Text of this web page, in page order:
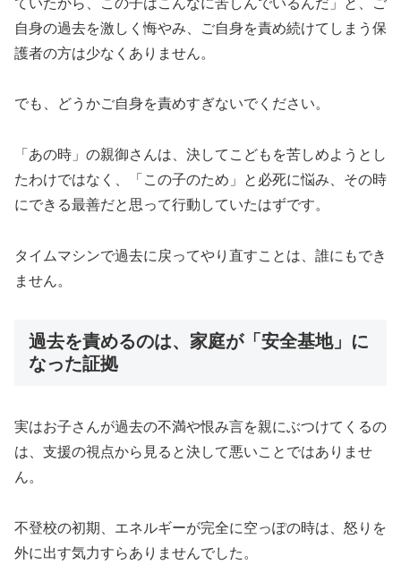
自身の過去を激しく悔やみ、ご自身を責め続けてしまう保
護者の方は少なくありません。
でも、どうかご自身を責めすぎないでください。
「あの時」の親御さんは、決してこどもを苦しめようとし
たわけではなく、「この子のため」と必死に悩み、その時
にできる最善だと思って行動していたはずです。
タイムマシンで過去に戻ってやり直すことは、誰にもでき
ません。
過去を責めるのは、家庭が「安全基地」に
なった証拠
実はお子さんが過去の不満や恨み言を親にぶつけてくるの
は、支援の視点から見ると決して悪いことではありませ
ん。
不登校の初期、エネルギーが完全に空っぽの時は、怒りを
外に出す気力すらありませんでした。